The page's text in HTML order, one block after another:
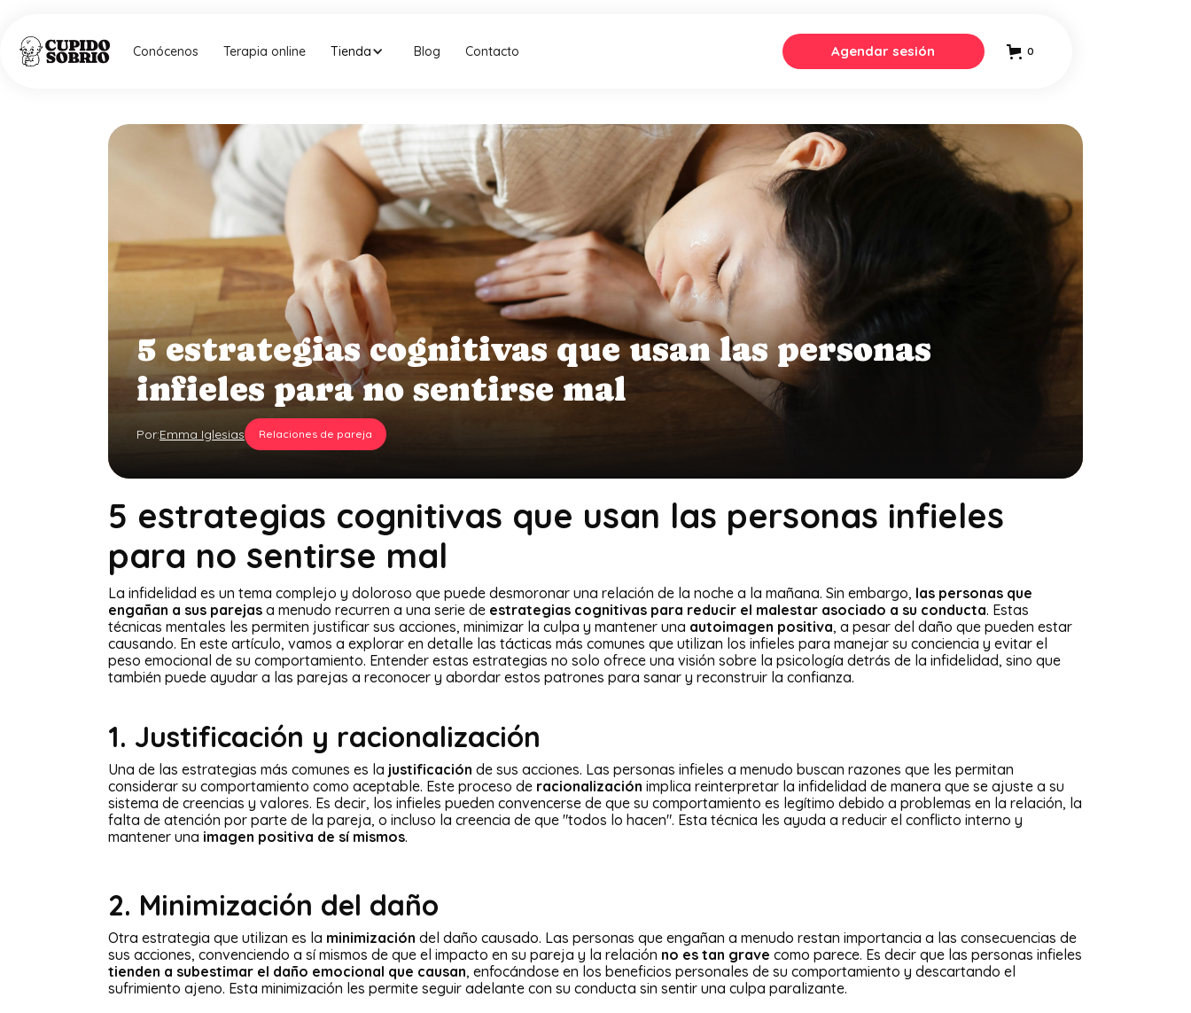
Conócenos Terapia online Tienda Blog Contacto Agendar sesión 0
5 estrategias cognitivas que usan las personas
infieles para no sentirse mal
Por:Emma Iglesias Relaciones de pareja
5 estrategias cognitivas que usan las personas infieles
para no sentirse mal
La infidelidad es un tema complejo y doloroso que puede desmoronar una relación de la noche a la mañana. Sin embargo, las personas que
engañan a sus parejas a menudo recurren a una serie de estrategias cognitivas para reducir el malestar asociado a su conducta. Estas
técnicas mentales les permiten justificar sus acciones, minimizar la culpa y mantener una autoimagen positiva, a pesar del daño que pueden estar
causando. En este artículo, vamos a explorar en detalle las tácticas más comunes que utilizan los infieles para manejar su conciencia y evitar el
peso emocional de su comportamiento. Entender estas estrategias no solo ofrece una visión sobre la psicología detrás de la infidelidad, sino que
también puede ayudar a las parejas a reconocer y abordar estos patrones para sanar y reconstruir la confianza.
1. Justificación y racionalización
Una de las estrategias más comunes es la justificación de sus acciones. Las personas infieles a menudo buscan razones que les permitan
considerar su comportamiento como aceptable. Este proceso de racionalización implica reinterpretar la infidelidad de manera que se ajuste a su
sistema de creencias y valores. Es decir, los infieles pueden convencerse de que su comportamiento es legítimo debido a problemas en la relación, la
falta de atención por parte de la pareja, o incluso la creencia de que "todos lo hacen". Esta técnica les ayuda a reducir el conflicto interno y
mantener una imagen positiva de sí mismos.
2. Minimización del daño
Otra estrategia que utilizan es la minimización del daño causado. Las personas que engañan a menudo restan importancia a las consecuencias de
sus acciones, convenciendo a sí mismos de que el impacto en su pareja y la relación no es tan grave como parece. Es decir que las personas infieles
tienden a subestimar el daño emocional que causan, enfocándose en los beneficios personales de su comportamiento y descartando el
sufrimiento ajeno. Esta minimización les permite seguir adelante con su conducta sin sentir una culpa paralizante.